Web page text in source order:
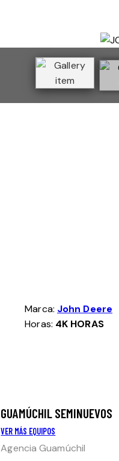
Marca: John Deere
Horas: 4K HORAS
GUAMÚCHIL SEMINUEVOS
VER MÁS EQUIPOS
Agencia Guamúchil